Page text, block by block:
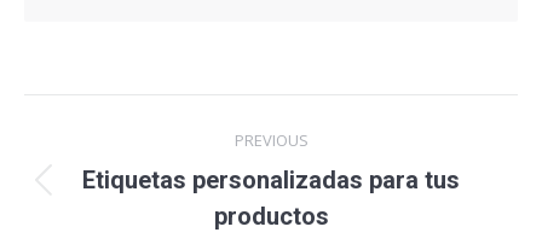
navigation
PREVIOUS
Previous
post:
Etiquetas personalizadas para tus
productos